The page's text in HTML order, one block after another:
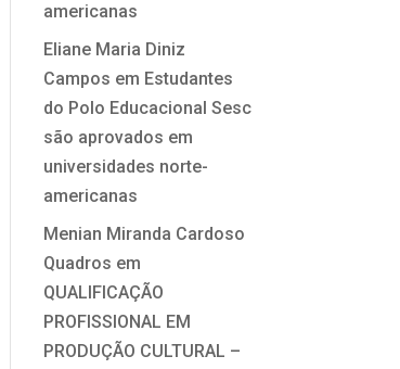
americanas
Eliane Maria Diniz
Campos em Estudantes
do Polo Educacional Sesc
são aprovados em
universidades norte-
americanas
Menian Miranda Cardoso
Quadros em
QUALIFICAÇÃO
PROFISSIONAL EM
PRODUÇÃO CULTURAL –